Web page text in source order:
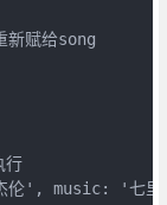
赋给song
行
', music: '七